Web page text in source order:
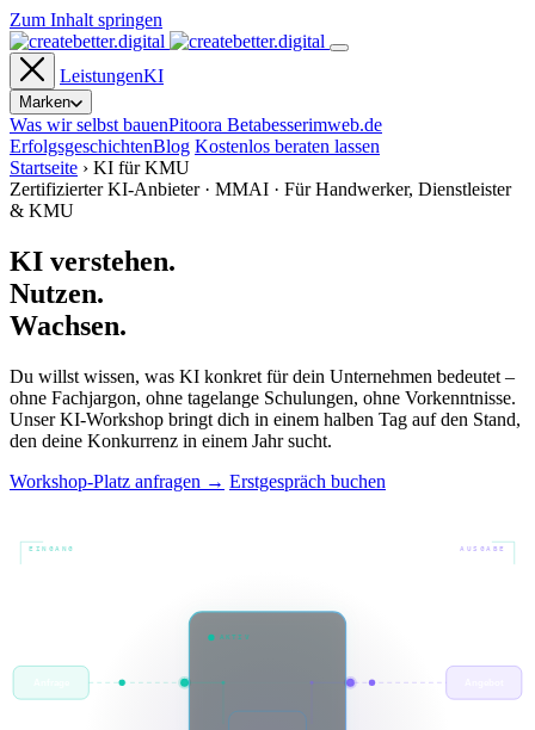
Zum Inhalt springen
LeistungenKI
Marken
Was wir selbst bauenPitoora Betabesserimweb.de
ErfolgsgeschichtenBlog Kostenlos beraten lassen
Startseite › KI für KMU
Zertifizierter KI-Anbieter · MMAI · Für Handwerker, Dienstleister
& KMU
KI verstehen.
Nutzen.
Wachsen.
Du willst wissen, was KI konkret für dein Unternehmen bedeutet –
ohne Fachjargon, ohne tagelange Schulungen, ohne Vorkenntnisse.
Unser KI-Workshop bringt dich in einem halben Tag auf den Stand,
den deine Konkurrenz in einem Jahr sucht.
Workshop-Platz anfragen → Erstgespräch buchen
EINGANG AUSGABE
AKTIV